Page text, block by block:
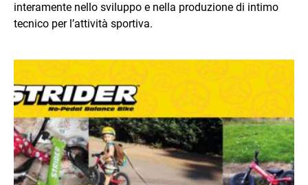
interamente nello sviluppo e nella produzione di intimo
tecnico per l’attività sportiva.